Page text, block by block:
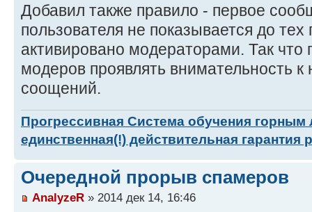
Добавил также правило - первое
пользователя не показывается до тех
активировано модераторами. Так
модеров проявлять внимательность
соощений.
Прогрессивная Система обучения
единственная(!) действительная гарантия
Очередной прорыв спамеров
AnalyzeR » 2014 дек 14, 16:46